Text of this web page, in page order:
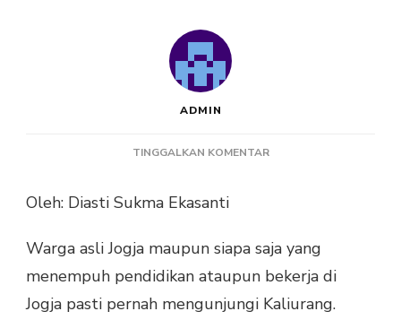
ADMIN
TINGGALKAN KOMENTARPADA
DARI
LITERASI
KALIURANG
Oleh: Diasti Sukma Ekasanti
Warga asli Jogja maupun siapa saja yang
menempuh pendidikan ataupun bekerja di
Jogja pasti pernah mengunjungi Kaliurang.